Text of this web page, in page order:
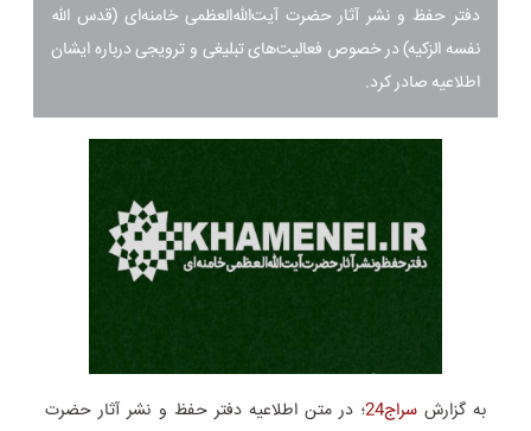
دفتر حفظ و نشر آثار حضرت آیت‌الله‌العظمی خامنه‌ای (قدس الله
نفسه الزکیه) در خصوص فعالیت‌های تبلیغی‌ و ترویجی درباره‌ ایشان
اطلاعیه صادر کرد.
به گزارشسراج24
؛ در متن اطلاعیه دفتر حفظ و نشر آثار حضرت